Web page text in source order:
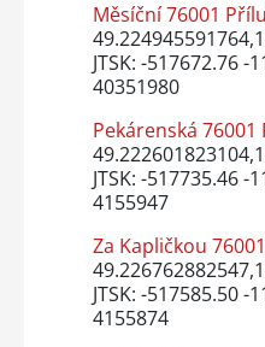
Měsíční 76001
JTSK: -517672.76 -
40351980
Pekárenská 76001
JTSK: -517735.46 -
4155947
Za Kapličkou
JTSK: -517585.50 -
4155874